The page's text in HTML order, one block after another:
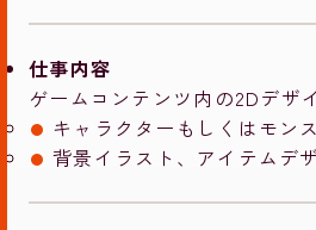
仕事内容
ゲームコンテンツ内の2Dデザ
キャラクターもしくはモン
背景イラスト、アイテムデ